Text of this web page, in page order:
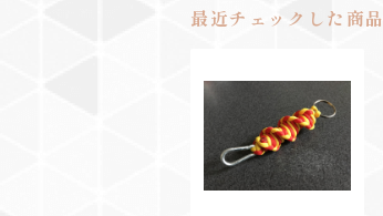
最近チェックした商品